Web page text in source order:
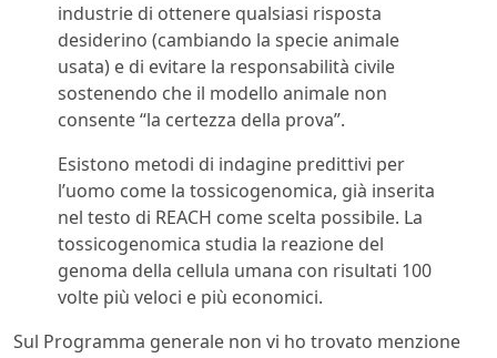
industrie di ottenere qualsiasi risposta
desiderino (cambiando la specie animale
usata) e di evitare la responsabilità civile
sostenendo che il modello animale non
consente “la certezza della prova”.
Esistono metodi di indagine predittivi per
l’uomo come la tossicogenomica, già inserita
nel testo di REACH come scelta possibile. La
tossicogenomica studia la reazione del
genoma della cellula umana con risultati 100
volte più veloci e più economici.
Sul Programma generale non vi ho trovato menzione